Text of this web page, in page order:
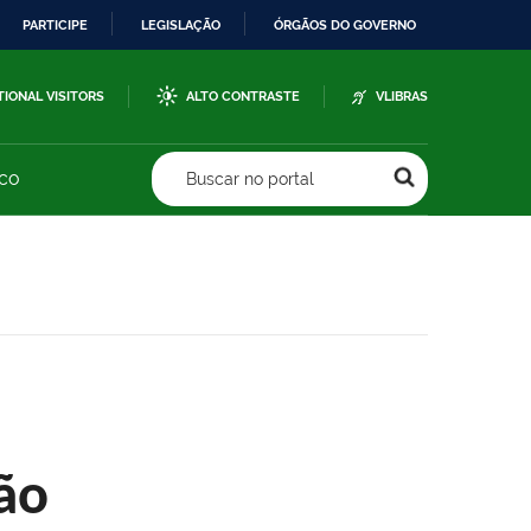
PARTICIPE LEGISLAÇÃO ÓRGÃOS DO GOVERNO
VISITORS ALTO CONTRASTE VLIBRAS
Buscar no portal